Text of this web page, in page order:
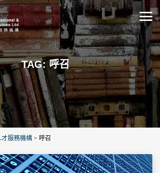
TAG: 呼召
才服務機構 > 呼召